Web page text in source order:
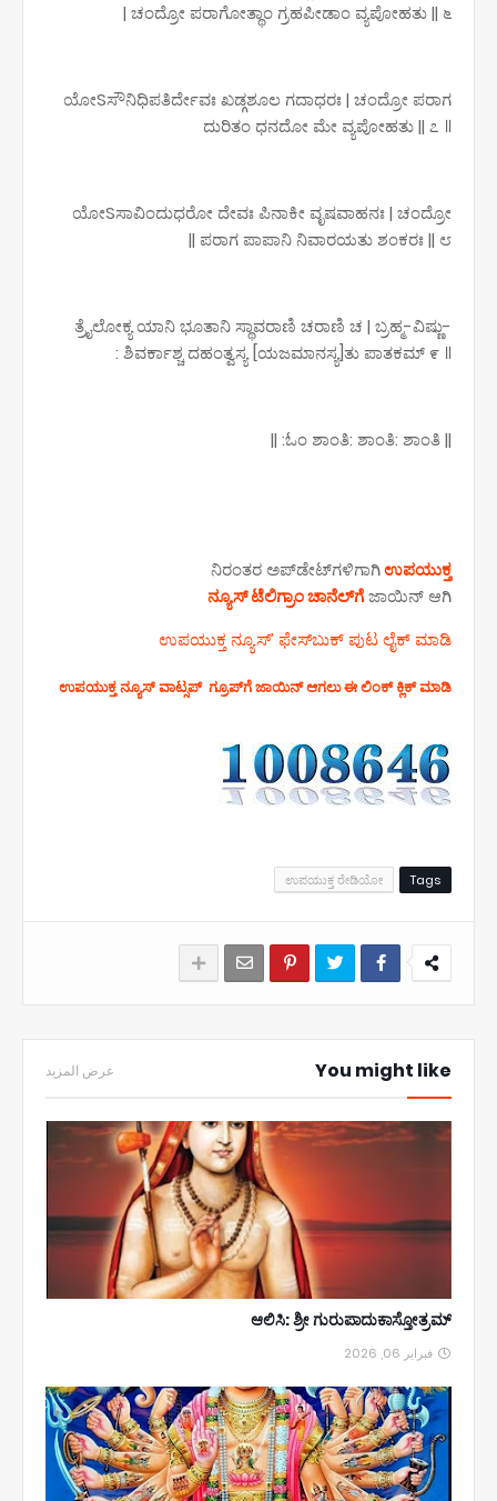
ಚಂದ್ರೋ ಪರಾಗೋತ್ಥಾಂ ಗ್ರಹಪೀಡಾಂ ವ್ಯಪೋಹತು || ೬ |
ಯೋSಸೌನಿಧಿಪತಿರ್ದೇವಃ ಖಡ್ಗಶೂಲ ಗದಾಧರಃ | ಚಂದ್ರೋ ಪರಾಗ
ದುರಿತಂ ಧನದೋ ಮೇ ವ್ಯಪೋಹತು || ೭ ॥
ಯೋSಸಾವಿಂದುಧರೋ ದೇವಃ ಪಿನಾಕೀ ವೃಷವಾಹನಃ | ಚಂದ್ರೋ
ಪರಾಗ ಪಾಪಾನಿ ನಿವಾರಯತು ಶಂಕರಃ || ೮ ||
ತ್ರೈಲೋಕ್ಯ ಯಾನಿ ಭೂತಾನಿ ಸ್ಥಾವರಾಣಿ ಚರಾಣಿ ಚ | ಬ್ರಹ್ಮ-ವಿಷ್ಣು-
ಶಿವರ್ಕಾಶ್ಚ ದಹಂತ್ವಸ್ಯ [ಯಜಮಾನಸ್ಯ]ತು ಪಾತಕಮ್ ೯ ॥ :
|| ಓಂ ಶಾಂತಿ: ಶಾಂತಿ: ಶಾಂತಿ: ||
ನಿರಂತರ ಅಪ್‌ಡೇಟ್‌ಗಳಿಗಾಗಿಉಪಯುಕ್ತ
ನ್ಯೂಸ್‌ ಟೆಲಿಗ್ರಾಂ ಚಾನೆಲ್‌ಗೆಜಾಯಿನ್‌ ಆಗಿ
ಉಪಯುಕ್ತ ನ್ಯೂಸ್‌’ ಫೇಸ್‌ಬುಕ್ ಪುಟ ಲೈಕ್ ಮಾಡಿ
ಉಪಯುಕ್ತ ನ್ಯೂಸ್‌ ವಾಟ್ಸಪ್‌ ಗ್ರೂಪ್‌ಗೆ ಜಾಯಿನ್ ಆಗಲು ಈ ಲಿಂಕ್ ಕ್ಲಿಕ್ ಮಾಡಿ
Tags
ಉಪಯುಕ್ತ ರೇಡಿಯೋ
You might like عرض المزيد
ಆಲಿಸಿ: ಶ್ರೀ ಗುರುಪಾದುಕಾಸ್ತೋತ್ರಮ್
فبراير 06, 2026